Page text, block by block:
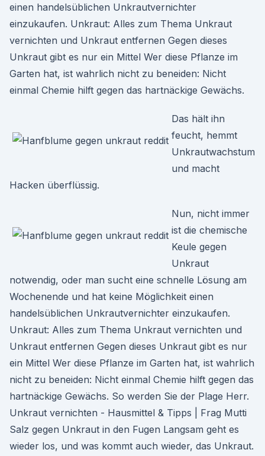
einen handelsüblichen Unkrautvernichter
einzukaufen. Unkraut: Alles zum Thema Unkraut
vernichten und Unkraut entfernen Gegen dieses
Unkraut gibt es nur ein Mittel Wer diese Pflanze im
Garten hat, ist wahrlich nicht zu beneiden: Nicht
einmal Chemie hilft gegen das hartnäckige Gewächs.
Das hält ihn
feucht, hemmt
Unkrautwachstum
und macht
Hacken überflüssig.
Nun, nicht immer
ist die chemische
Keule gegen
Unkraut
notwendig, oder man sucht eine schnelle Lösung am
Wochenende und hat keine Möglichkeit einen
handelsüblichen Unkrautvernichter einzukaufen.
Unkraut: Alles zum Thema Unkraut vernichten und
Unkraut entfernen Gegen dieses Unkraut gibt es nur
ein Mittel Wer diese Pflanze im Garten hat, ist wahrlich
nicht zu beneiden: Nicht einmal Chemie hilft gegen das
hartnäckige Gewächs. So werden Sie der Plage Herr.
Unkraut vernichten - Hausmittel & Tipps | Frag Mutti
Salz gegen Unkraut in den Fugen Langsam geht es
wieder los, und was kommt auch wieder, das Unkraut.